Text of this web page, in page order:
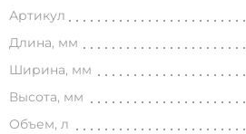
Артикул
Длина, мм
Ширина, мм
Высота, мм
Объем, л